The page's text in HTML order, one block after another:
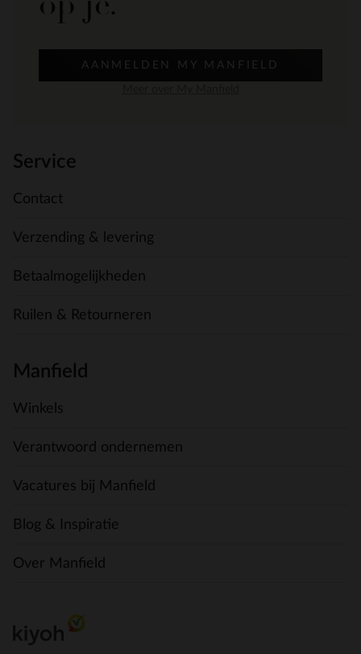
AANMELDEN MY MANFIELD
Service
Contact
Verzending & levering
Betaalmogelijkheden
Ruilen & Retourneren
Manfield
Winkels
Verantwoord ondernemen
Vacatures bij Manfield
Blog & Inspiratie
Over Manfield